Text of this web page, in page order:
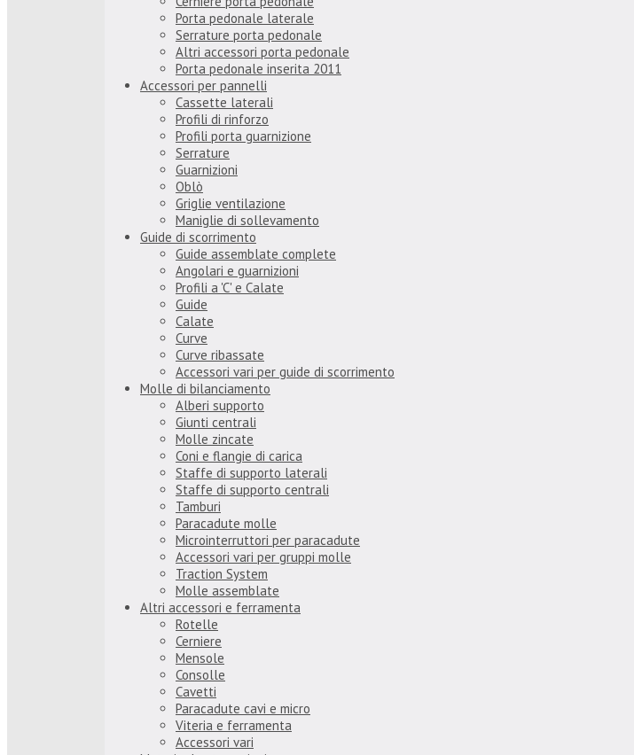
Porta pedonale laterale
Serrature porta pedonale
Altri accessori porta pedonale
Porta pedonale inserita 2011
Accessori per pannelli
Cassette laterali
Profili di rinforzo
Profili porta guarnizione
Serrature
Guarnizioni
Oblò
Griglie ventilazione
Maniglie di sollevamento
Guide di scorrimento
Guide assemblate complete
Angolari e guarnizioni
Profili a 'C' e Calate
Guide
Calate
Curve
Curve ribassate
Accessori vari per guide di scorrimento
Molle di bilanciamento
Alberi supporto
Giunti centrali
Molle zincate
Coni e flangie di carica
Staffe di supporto laterali
Staffe di supporto centrali
Tamburi
Paracadute molle
Microinterruttori per paracadute
Accessori vari per gruppi molle
Traction System
Molle assemblate
Altri accessori e ferramenta
Rotelle
Cerniere
Mensole
Consolle
Cavetti
Paracadute cavi e micro
Viteria e ferramenta
Accessori vari